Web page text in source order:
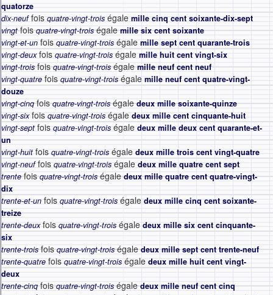
quatorze
dix-neuffois quatre-vingt-trois égale mille cinq cent soixante-dix-sept
vingtfoisquatre-vingt-troiségalemille six cent soixante
vingt-et-un fois quatre-vingt-trois égale mille sept cent quarante-trois
vingt-deuxfois quatre-vingt-trois égale mille huit cent vingt-six
vingt-troisfoisquatre-vingt-troiségalemille neuf cent neuf
vingt-quatre fois quatre-vingt-trois égale mille neuf cent quatre-vingt-
douze
vingt-cinqfoisquatre-vingt-troiségaledeux mille soixante-quinze
vingt-sixfois quatre-vingt-trois égale deux mille cent cinquante-huit
vingt-sept fois quatre-vingt-trois égale deux mille deux cent quarante-et-
un
vingt-huit fois quatre-vingt-trois égale deux mille trois cent vingt-quatre
vingt-neuffois quatre-vingt-trois égale deux mille quatre cent sept
trentefoisquatre-vingt-troiségaledeux mille quatre cent quatre-vingt-
dix
trente-et-un fois quatre-vingt-trois égale deux mille cinq cent soixante-
treize
trente-deuxfois quatre-vingt-trois égale deux mille six cent cinquante-
six
trente-troisfoisquatre-vingt-troiségaledeux mille sept cent trente-neuf
trente-quatre fois quatre-vingt-trois égale deux mille huit cent vingt-
deux
trente-cinqfoisquatre-vingt-troiségaledeux mille neuf cent cinq